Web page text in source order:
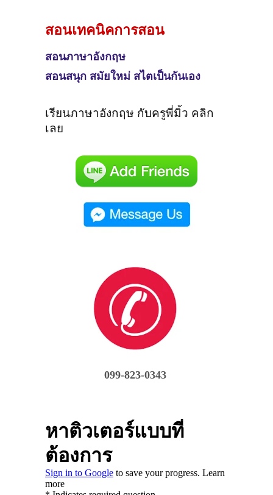
สอนเทคนิคการสอน
สอนภาษาอังกฤษ
สอนสนุก สมัยใหม่ สไตเป็นกันเอง
เรียนภาษาอังกฤษ กับครูพี่มิ้ว คลิก
เลย
099-823-0343